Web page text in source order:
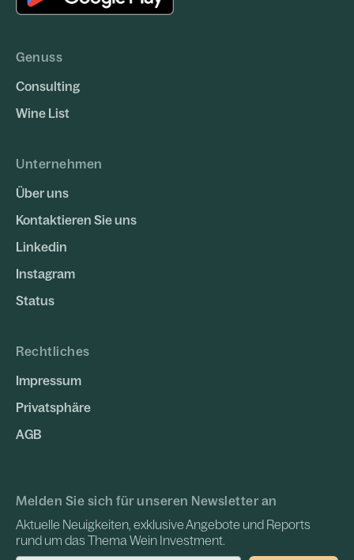
Genuss
Consulting
Wine List
Unternehmen
Über uns
Kontaktieren Sie uns
Linkedin
Instagram
Status
Rechtliches
Impressum
Privatsphäre
AGB
Melden Sie sich für unseren Newsletter an
Aktuelle Neuigkeiten, exklusive Angebote und Reports
rund um das Thema Wein Investment.